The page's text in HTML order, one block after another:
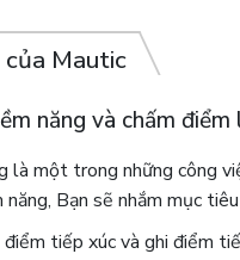
Mautic
năng và chấm điểm
là một trong những công
Bạn sẽ nhắm mục
tiếp xúc và ghi điểm